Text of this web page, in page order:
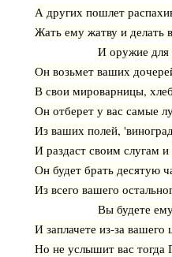
А других пошлет
Жать ему жатву и делать
И оружие для
Он возьмет ваших
В свои мироварницы,
Он отберет у вас самые
Из ваших полей,
И раздаст своим слугам
Он будет брать десятую
Из всего вашего
Вы будете
И заплачете из-за вашего
Но не услышит вас тогда